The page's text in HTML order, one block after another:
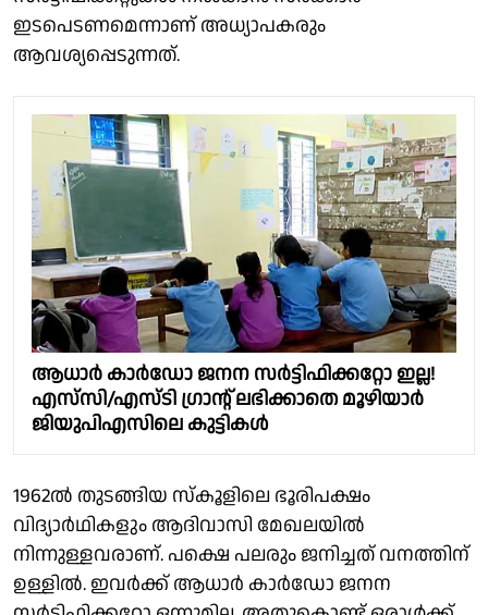
ഇടപെടണമെന്നാണ് അധ്യാപകരും
ആവശ്യപ്പെടുന്നത്.
ആധാർ കാർഡോ ജനന സർട്ടിഫിക്കറ്റോ ഇല്ല!
എസ്‌സി/എസ്ടി ഗ്രാന്റ് ലഭിക്കാതെ മൂഴിയാര്‍
ജിയുപിഎസിലെ കുട്ടികള്‍
1962ൽ തുടങ്ങിയ സ്കൂളിലെ ഭൂരിപക്ഷം
വിദ്യാർഥികളും ആദിവാസി മേഖലയിൽ
നിന്നുള്ളവരാണ്. പക്ഷെ പലരും ജനിച്ചത് വനത്തിന്
ഉള്ളിൽ. ഇവർക്ക് ആധാർ കാർഡോ ജനന